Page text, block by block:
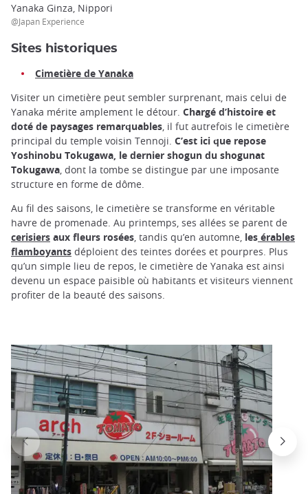
Yanaka Ginza, Nippori
@Japan Experience
Sites historiques
Cimetière de Yanaka
Visiter un cimetière peut sembler surprenant, mais celui de
Yanaka mérite amplement le détour. Chargé d’histoire et
doté de paysages remarquables , il fut autrefois le cimetière
principal du temple voisin Tennoji. C’est ici que repose
Yoshinobu Tokugawa, le dernier shogun du shogunat
Tokugawa , dont la tombe se distingue par une imposante
structure en forme de dôme.
Au fil des saisons, le cimetière se transforme en véritable
havre de promenade. Au printemps, ses allées se parent de
cerisiers aux fleurs rosées, tandis qu’en automne, les érables
flamboyants déploient des teintes dorées et pourpres. Plus
qu’un simple lieu de repos, le cimetière de Yanaka est ainsi
devenu un espace paisible où habitants et visiteurs viennent
profiter de la beauté des saisons.